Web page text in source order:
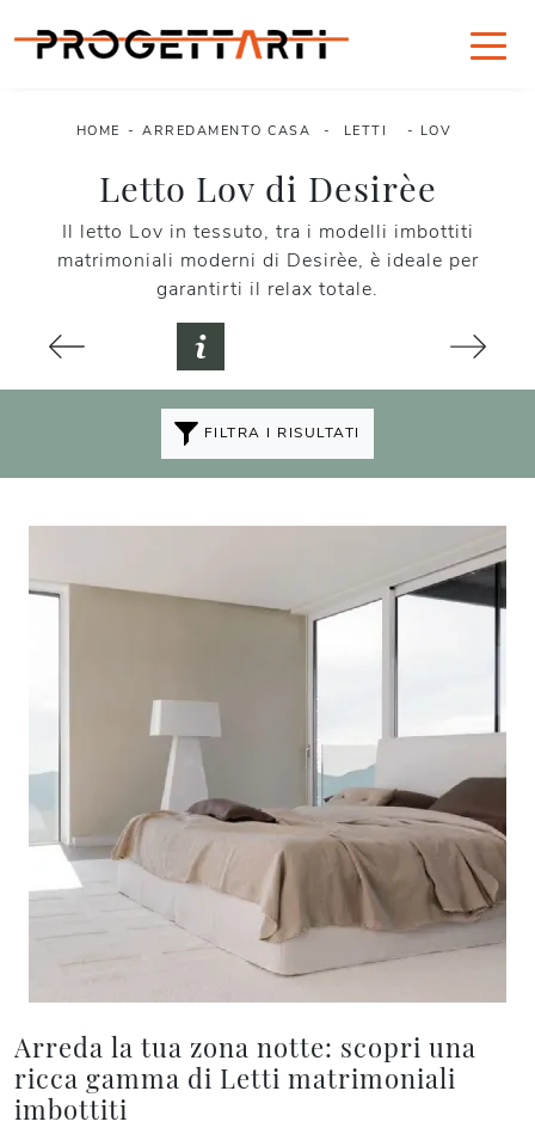
HOME - ARREDAMENTO CASA - LETTI - LOV
Letto Lov di Desirèe
Il letto Lov in tessuto, tra i modelli imbottiti
matrimoniali moderni di Desirèe, è ideale per
garantirti il relax totale.
FILTRA I RISULTATI
Arreda la tua zona notte: scopri una
ricca gamma di Letti matrimoniali
imbottiti